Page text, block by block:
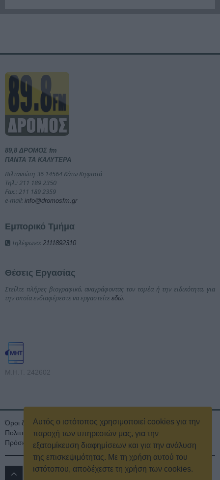
Αυτός ο ιστότοπος χρησιμοποιεί cookies για την
παροχή των υπηρεσιών μας, για την
εξατομίκευση διαφημίσεων και για την ανάλυση
της επισκεψιμότητας. Με τη χρήση αυτού του
ιστότοπου, αποδέχεστε τη χρήση των cookies.
89,8 ΔΡΟΜΟΣ fm
ΠΑΝΤΑ ΤΑ ΚΑΛΥΤΕΡΑ
Βιλτανιώτη 36 14564 Κάτω Κηφισιά
Τηλ.: 211 189 2350
Fax.: 211 189 2359
e-mail: info@dromosfm.gr
Εμπορικό Τμήμα
Τηλέφωνο: 2111892310
Θέσεις Εργασίας
Στείλτε πλήρες βιογραφικό, αναγράφοντας τον τομέα ή την ειδικότητα, για
την οποία ενδιαφέρεστε να εργαστείτε εδώ.
Μ.Η.Τ. 242602
Όροι διαγωνισμού Όροι Χρήσης
Ταυτότητα
Πολιτική Απορρήτου & Cookies
Επικοινωνία
Οικονομικά στοιχεία
Πρόσκληση τακτικής γενικής συνέλευσης
Κρατική Διαφήμιση